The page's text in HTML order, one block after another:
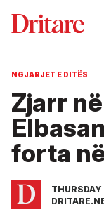
NGJARJET E DITËS
Zjarr
forta